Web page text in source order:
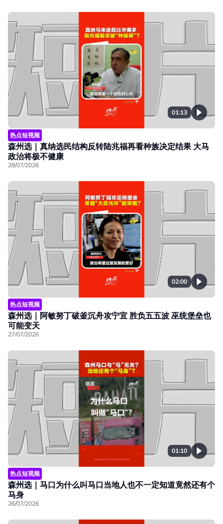
01:13
热点短视频
森州选｜真纳选民结构反转陆兆福再看种族决定结果 大马
政治将极不健康
28/07/2026
02:00
热点短视频
森州选｜阿敏努丁破釜沉舟攻宁宜 胜负五五波 巫统堡垒也
可能变天
27/07/2026
01:10
热点短视频
森州选｜马口为什么叫马口当地人也不一定知道竟然还有个
马身
26/07/2026